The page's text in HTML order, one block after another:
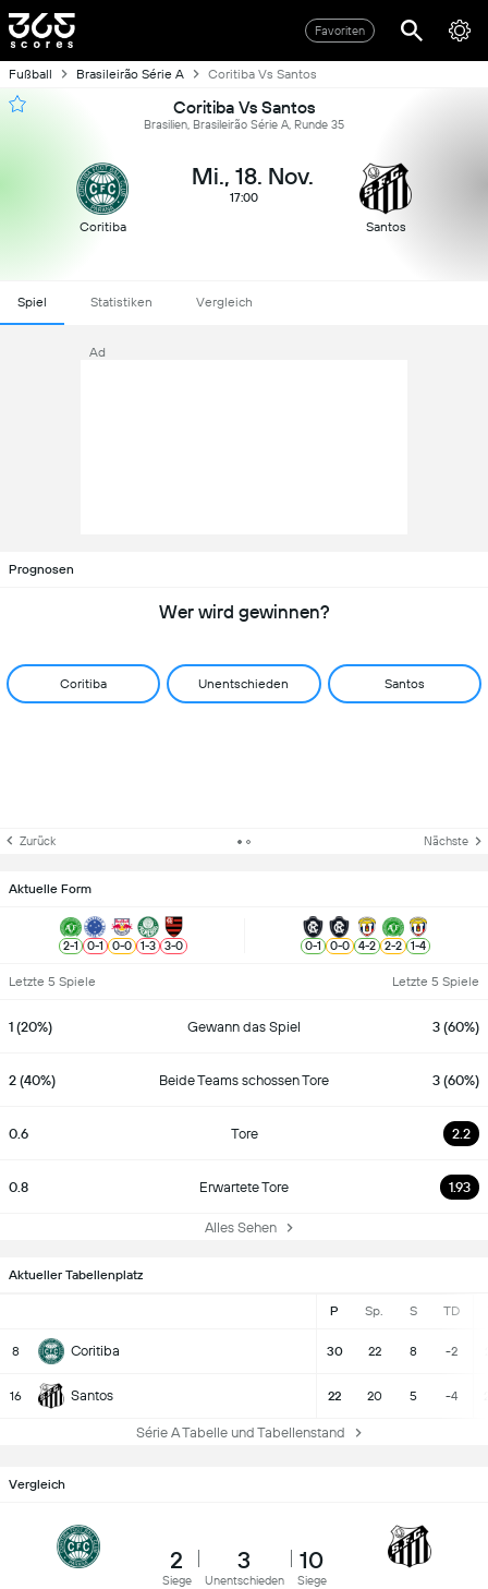
Favoriten
Fußball Brasileirão Série A Coritiba Vs Santos
Coritiba Vs Santos
Brasilien, Brasileirão Série A, Runde 35
Coritiba
Mi., 18. Nov.
17:00
Santos
Spiel Statistiken Vergleich
Ad
Prognosen
Wer wird gewinnen?
Coritiba Unentschieden Santos
Zurück Nächste
Aktuelle Form
2-1 0-1 0-0 1-3 3-0 0-1 0-0 4-2 2-2 1-4
Letzte 5 Spiele Letzte 5 Spiele
1 (20%) Gewann das Spiel 3 (60%)
2 (40%) Beide Teams schossen Tore 3 (60%)
0.6 Tore 2.2
0.8 Erwartete Tore 1.93
Alles Sehen
Aktueller Tabellenplatz
P Sp. S TD
8 Coritiba 30 22 8 -2
16 Santos 22 20 5 -4
Série A Tabelle und Tabellenstand
Vergleich
2
Siege
3
Unentschieden
10
Siege